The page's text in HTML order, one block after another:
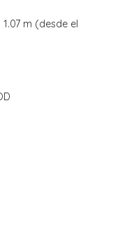
1.07 m (desde el